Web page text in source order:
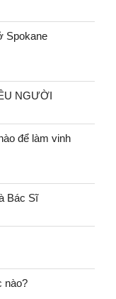
Spokane
NGƯỜI
để làm vinh
Bác Sĩ
nào?